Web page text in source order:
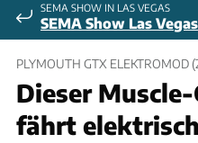
SEMA SHOW IN LAS VEGAS
SEMA Show Las Vegas
PLYMOUTH GTX ELEKTROMOD
Dieser
fährt elektrisch